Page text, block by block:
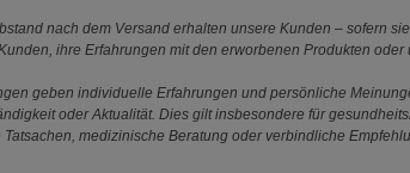
nach dem Versand erhalten unsere Kunden – sofern
ihre Erfahrungen mit den erworbenen Produkten
geben individuelle Erfahrungen und persönliche
oder Aktualität. Dies gilt insbesondere für
medizinische Beratung oder verbindliche